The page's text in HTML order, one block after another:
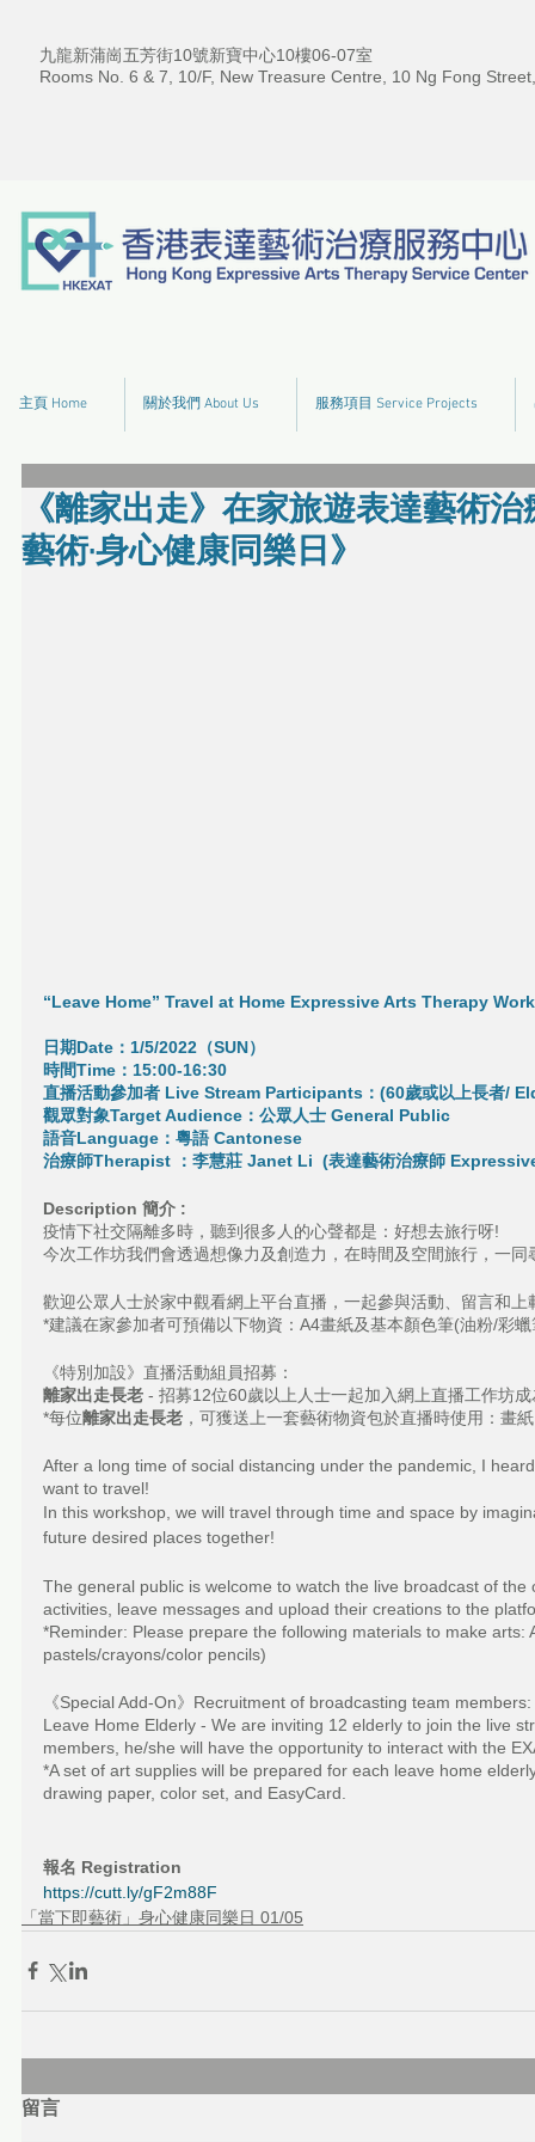
九龍新蒲崗五芳街10號新寶中心10樓06-07室
Rooms No. 6 & 7, 10/F, New Treasure Centre, 10 Ng Fong
主頁 Home 關於我們 About Us 服務項目 Service Projects
《離家出走》在家旅遊表達藝術
藝術·身心健康同樂日》
“Leave Home” Travel at Home Expressive Arts Therapy
日期Date：1/5/2022（SUN）
時間Time：15:00-16:30
直播活動參加者 Live Stream Participants：(60歲或以上長者/
觀眾對象Target Audience：公眾人士 General Public
語音Language：粵語 Cantonese
治療師Therapist ：李慧莊 Janet Li  (表達藝術治療師
Description 簡介 :
疫情下社交隔離多時，聽到很多人的心聲都是：好想去旅行呀!
今次工作坊我們會透過想像力及創造力，在時間及空間旅行，一
歡迎公眾人士於家中觀看網上平台直播，一起參與活動、留言和上
*建議在家參加者可預備以下物資：A4畫紙及基本顏色筆(油粉/彩
《特別加設》直播活動組員招募：
離家出走長老 - 招募12位60歲以上人士一起加入網上直播工作坊
*每位離家出走長老 ，可獲送上一套藝術物資包於直播時使用：畫
After a long time of social distancing under the pandemic, I
want to travel!
In this workshop, we will travel through time and space by
future desired places together!
The general public is welcome to watch the live broadcast of
activities, leave messages and upload their creations to the
*Reminder: Please prepare the following materials to make
pastels/crayons/color pencils)
《Special Add-On》Recruitment of broadcasting team members:
Leave Home Elderly - We are inviting 12 elderly to join the live
members, he/she will have the opportunity to interact with the
*A set of art supplies will be prepared for each leave home
drawing paper, color set, and EasyCard.
報名 Registration
https://cutt.ly/gF2m88F
「當下即藝術」身心健康同樂日 01/05
留言